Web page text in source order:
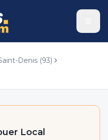
Denis (93)
Local